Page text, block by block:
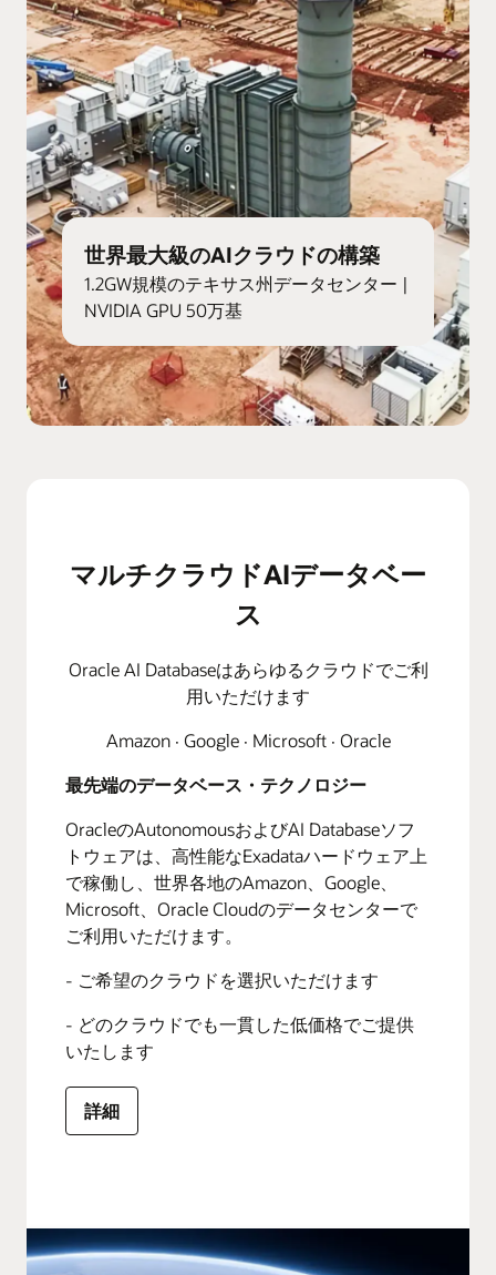
世界最大級のAIクラウドの構築
1.2GW規模のテキサス州データセンター |
NVIDIA GPU 50万基
マルチクラウドAIデータベー
ス
Oracle AI Databaseはあらゆるクラウドでご利
用いただけます
Amazon · Google · Microsoft · Oracle
最先端のデータベース・テクノロジー
OracleのAutonomousおよびAI Databaseソフ
トウェアは、高性能なExadataハードウェア上
で稼働し、世界各地のAmazon、Google、
Microsoft、Oracle Cloudのデータセンターで
ご利用いただけます。
- ご希望のクラウドを選択いただけます
- どのクラウドでも一貫した低価格でご提供
いたします
詳細